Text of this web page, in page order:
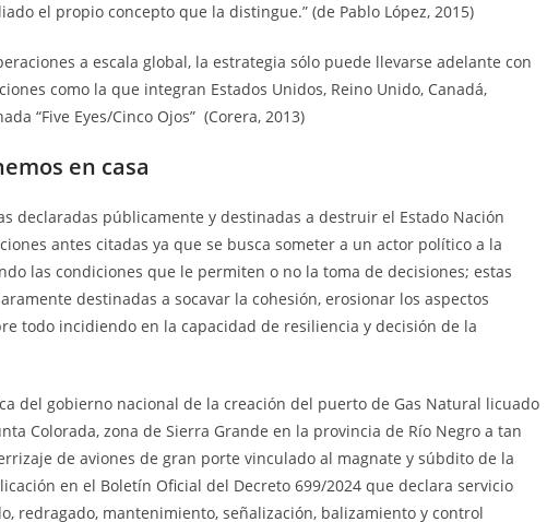
el propio concepto que la distingue.” (de Pablo López, 2015)
a escala global, la estrategia sólo puede llevarse adelante con
como la que integran Estados Unidos, Reino Unido, Canadá,
“Five Eyes/Cinco Ojos” (Corera, 2013)
en casa
declaradas públicamente y destinadas a destruir el Estado Nación
antes citadas ya que se busca someter a un actor político a la
las condiciones que le permiten o no la toma de decisiones; estas
destinadas a socavar la cohesión, erosionar los aspectos
todo incidiendo en la capacidad de resiliencia y decisión de la
del gobierno nacional de la creación del puerto de Gas Natural licuado
Colorada, zona de Sierra Grande en la provincia de Río Negro a tan
de aviones de gran porte vinculado al magnate y súbdito de la
en el Boletín Oficial del Decreto 699/2024 que declara servicio
redragado, mantenimiento, señalización, balizamiento y control